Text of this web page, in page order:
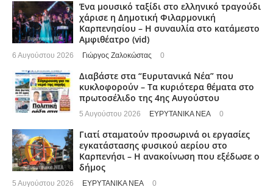
Ένα μουσικό ταξίδι στο ελληνικό τραγούδι
χάρισε η Δημοτική Φιλαρμονική
Καρπενησίου – Η συναυλία στο κατάμεστο
Αμφιθέατρο (vid)
6 Αυγούστου 2026 Γιώργος Ζαλοκώστας 0
Διαβάστε στα “Ευρυτανικά Νέα” που
κυκλοφορούν – Τα κυριότερα θέματα στο
πρωτοσέλιδο της 4ης Αυγούστου
5 Αυγούστου 2026 ΕΥΡΥΤΑΝΙΚΑ ΝΕΑ 0
Γιατί σταματούν προσωρινά οι εργασίες
εγκατάστασης φυσικού αερίου στο
Καρπενήσι – Η ανακοίνωση που εξέδωσε ο
δήμος
5 Αυγούστου 2026 ΕΥΡΥΤΑΝΙΚΑ ΝΕΑ 0